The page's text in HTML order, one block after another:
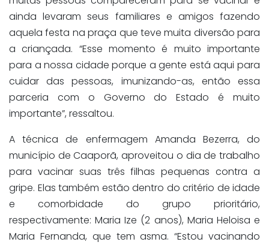
ainda levaram seus familiares e amigos fazendo
aquela festa na praça que teve muita diversão para
a criançada. “Esse momento é muito importante
para a nossa cidade porque a gente está aqui para
cuidar das pessoas, imunizando-as, então essa
parceria com o Governo do Estado é muito
importante”, ressaltou.
A técnica de enfermagem Amanda Bezerra, do
município de Caaporã, aproveitou o dia de trabalho
para vacinar suas três filhas pequenas contra a
gripe. Elas também estão dentro do critério de idade
e comorbidade do grupo prioritário,
respectivamente: Maria Ize (2 anos), Maria Heloisa e
Maria Fernanda, que tem asma. “Estou vacinando